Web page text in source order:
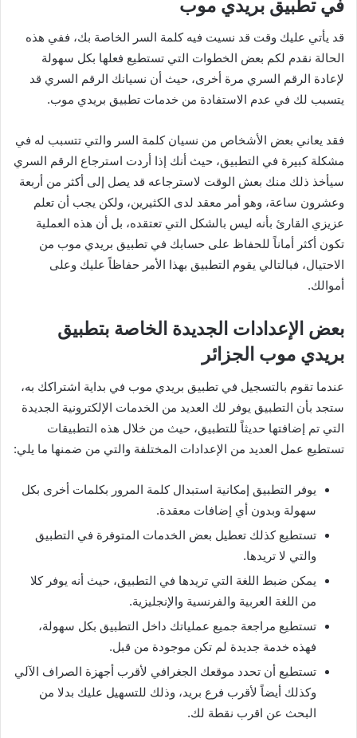
في تطبيق بريدي موب
قد يأتي عليك وقت قد نسيت فيه كلمة السر الخاصة بك، ففي هذه
الحالة نقدم لكم بعض الخطوات التي تستطيع فعلها بكل سهولة
لإعادة الرقم السري مرة أخرى، حيث أن نسيانك الرقم السري قد
يتسبب لك في عدم الاستفادة من خدمات تطبيق بريدي موب.
فقد يعاني بعض الأشخاص من نسيان كلمة السر والتي تتسبب له في
مشكلة كبيرة في التطبيق، حيث أنك إذا أردت استرجاع الرقم السري
سيأخذ ذلك منك بعش الوقت لاسترجاعه قد يصل إلى أكثر من أربعة
وعشرون ساعة، وهو أمر معقد لدى الكثيرين، ولكن يجب أن تعلم
عزيزي القارئ بأنه ليس بالشكل التي تعتقده، بل أن هذه العملية
تكون أكثر أماناً للحفاظ على حسابك في تطبيق بريدي موب من
الاحتيال، فبالتالي يقوم التطبيق بهذا الأمر حفاظاً عليك وعلى
أموالك.
بعض الإعدادات الجديدة الخاصة بتطبيق
بريدي موب الجزائر
عندما تقوم بالتسجيل في تطبيق بريدي موب في بداية اشتراكك به،
ستجد بأن التطبيق يوفر لك العديد من الخدمات الإلكترونية الجديدة
التي تم إضافتها حديثاً للتطبيق، حيث من خلال هذه التطبيقات
تستطيع عمل العديد من الإعدادات المختلفة والتي من ضمنها ما يلي:
يوفر التطبيق إمكانية استبدال كلمة المرور بكلمات أخرى بكل
سهولة وبدون أي إضافات معقدة.
تستطيع كذلك تعطيل بعض الخدمات المتوفرة في التطبيق
والتي لا تريدها.
يمكن ضبط اللغة التي تريدها في التطبيق، حيث أنه يوفر كلا
من اللغة العربية والفرنسية والإنجليزية.
تستطيع مراجعة جميع عملياتك داخل التطبيق بكل سهولة،
فهذه خدمة جديدة لم تكن موجودة من قبل.
تستطيع أن تحدد موقعك الجغرافي لأقرب أجهزة الصراف الآلي
وكذلك أيضاً لأقرب فرع بريد، وذلك للتسهيل عليك بدلا من
البحث عن اقرب نقطة لك.